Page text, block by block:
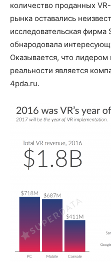
количество проданных
рынка оставались
исследовательская фирма
обнародовала
Оказывается, что лидером
реальности является
4pda.ru.